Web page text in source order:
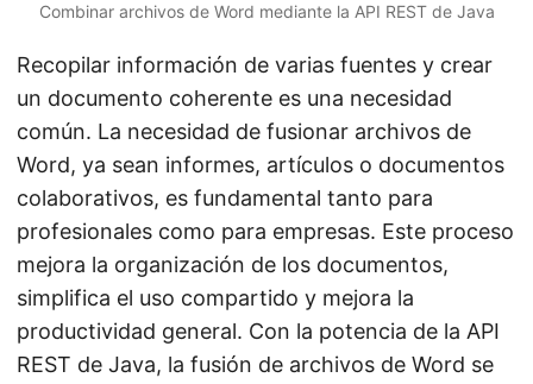
Combinar archivos de Word mediante la API REST de Java
Recopilar información de varias fuentes y crear
un documento coherente es una necesidad
común. La necesidad de fusionar archivos de
Word, ya sean informes, artículos o documentos
colaborativos, es fundamental tanto para
profesionales como para empresas. Este proceso
mejora la organización de los documentos,
simplifica el uso compartido y mejora la
productividad general. Con la potencia de la API
REST de Java, la fusión de archivos de Word se